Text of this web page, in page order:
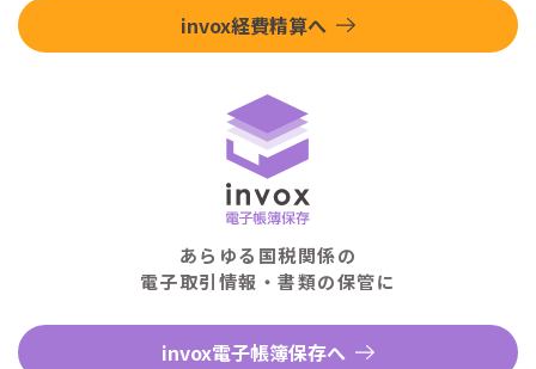
invox経費精算へ
あらゆる国税関係の
電子取引情報・書類の保管に
invox電子帳簿保存へ